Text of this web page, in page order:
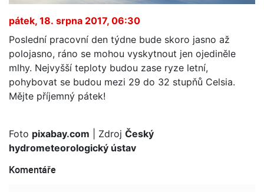
pátek, 18. srpna 2017, 06:30
Poslední pracovní den týdne bude skoro jasno až
polojasno, ráno se mohou vyskytnout jen ojediněle
mlhy. Nejvyšší teploty budou zase ryze letní,
pohybovat se budou mezi 29 do 32 stupňů Celsia.
Mějte příjemný pátek!
Foto pixabay.com | Zdroj Český
hydrometeorologický ústav
Komentáře